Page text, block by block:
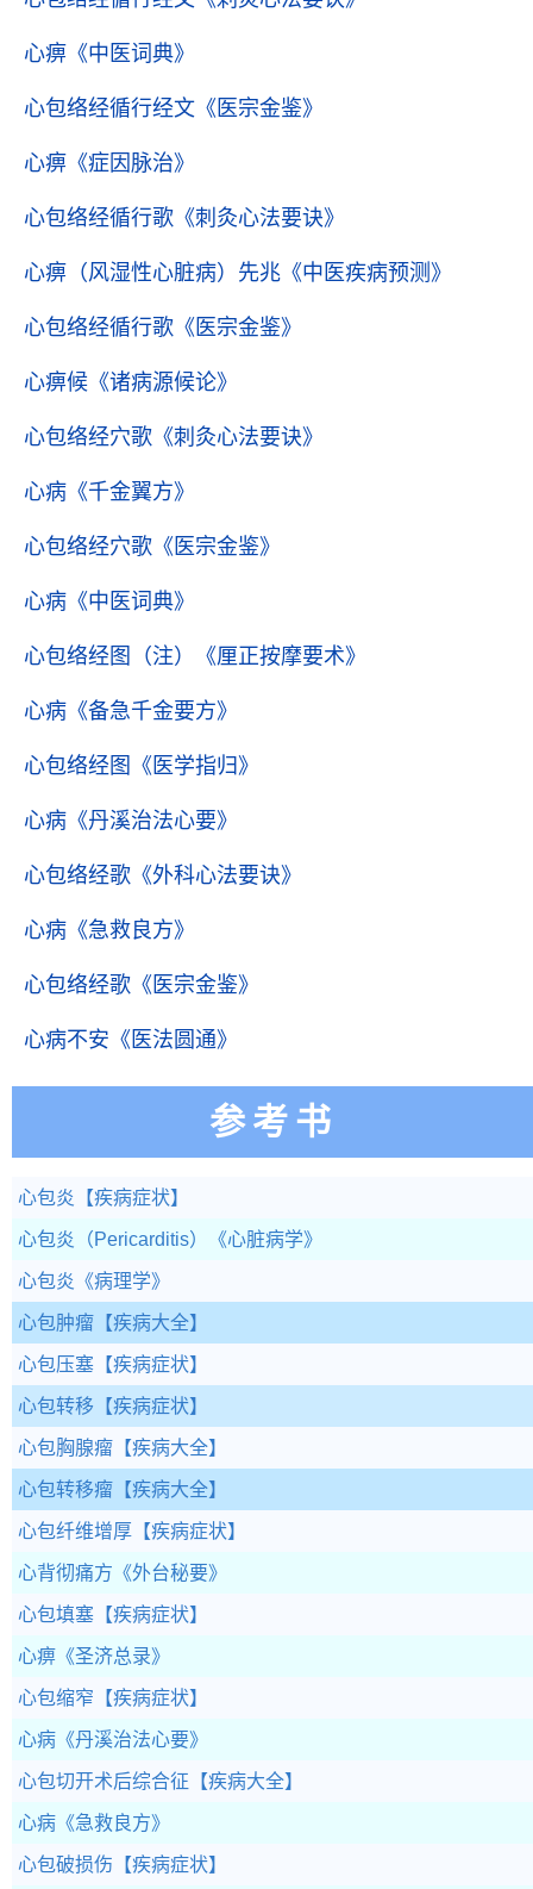
心痹 《中医词典》
心包络经循行经文 《医宗金鉴》
心痹 《症因脉治》
心包络经循行歌 《刺灸心法要诀》
心痹（风湿性心脏病）先兆 《中医疾病预测》
心包络经循行歌 《医宗金鉴》
心痹候 《诸病源候论》
心包络经穴歌 《刺灸心法要诀》
心病 《千金翼方》
心包络经穴歌 《医宗金鉴》
心病 《中医词典》
心包络经图（注） 《厘正按摩要术》
心病 《备急千金要方》
心包络经图 《医学指归》
心病 《丹溪治法心要》
心包络经歌 《外科心法要诀》
心病 《急救良方》
心包络经歌 《医宗金鉴》
心病不安 《医法圆通》
参考书
心包炎 【疾病症状】
心包炎（Pericarditis） 《心脏病学》
心包炎 《病理学》
心包肿瘤 【疾病大全】
心包压塞 【疾病症状】
心包转移 【疾病症状】
心包胸腺瘤 【疾病大全】
心包转移瘤 【疾病大全】
心包纤维增厚 【疾病症状】
心背彻痛方 《外台秘要》
心包填塞 【疾病症状】
心痹 《圣济总录》
心包缩窄 【疾病症状】
心病 《丹溪治法心要》
心包切开术后综合征 【疾病大全】
心病 《急救良方》
心包破损伤 【疾病症状】